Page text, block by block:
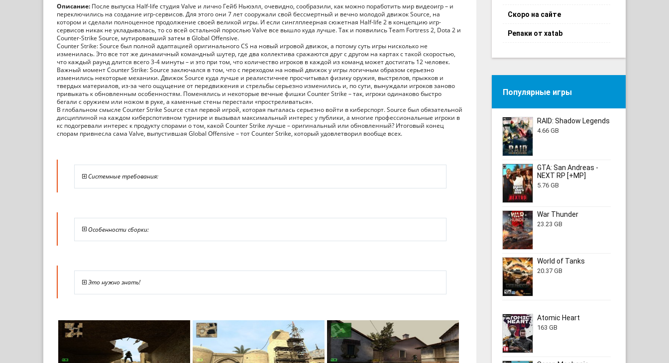
Описание: После выпуска Half-life студия Valve и лично Гейб Ньюэлл, очевидно, сообразили, как можно поработить мир видеоигр – и
переключились на создание игр-сервисов. Для этого они 7 лет сооружали свой бессмертный и вечно молодой движок Source, на
котором и сделали полноценное продолжение своей великой игры. И если синглплеерная сюжетная Half-life 2 в концепцию игр-
сервисов никак не укладывалась, то со всей остальной порослью Valve все вышло куда лучше. Так и появились Team Fortress 2, Dota 2 и
Counter-Strike Source, мутировавший затем в Global Offensive.
Counter Strike: Source был полной адаптацией оригинального CS на новый игровой движок, а потому суть игры нисколько не
изменилась. Это все тот же динамичный командный шутер, где два коллектива сражаются друг с другом на картах с такой скоростью,
что каждый раунд длится всего 3-4 минуты – и это при том, что количество игроков в каждой из команд может достигать 12 человек.
Важный момент Counter Strike: Source заключался в том, что с переходом на новый движок у игры логичным образом серьезно
изменились некоторые механики. Движок Source куда лучше и реалистичнее просчитывал физику оружия, выстрелов, прыжков и
твердых материалов, из-за чего ощущение от передвижения и стрельбы серьезно изменились и, по сути, вынуждали игроков заново
привыкать к обновленным особенностям. Поменялись и некоторые вечные фишки Counter Strike – так, игроки одинаково быстро
бегали с оружием или ножом в руке, а каменные стены перестали «простреливаться».
В глобальном смысле Counter Strike Source стал первой игрой, которая пыталась серьезно войти в киберспорт. Source был обязательной
дисциплиной на каждом киберспотивном турнире и вызывал максимальный интерес у публики, а многие профессиональные игроки в
кс подогревали интерес к продукту спорами о том, какой Counter Strike лучше – оригинальный или обновленный? Итоговый конец
спорам привнесла сама Valve, выпустившая Global Offensive – тот Counter Strike, который удовлетворил вообще всех.
Системные требования:
Особенности сборки:
Это нужно знать!
Скоро на сайте
Репаки от xatab
Популярные игры
RAID: Shadow Legends
4.66 GB
GTA: San Andreas -
NEXT RP [+MP]
5.76 GB
War Thunder
23.23 GB
World of Tanks
20.37 GB
Atomic Heart
163 GB